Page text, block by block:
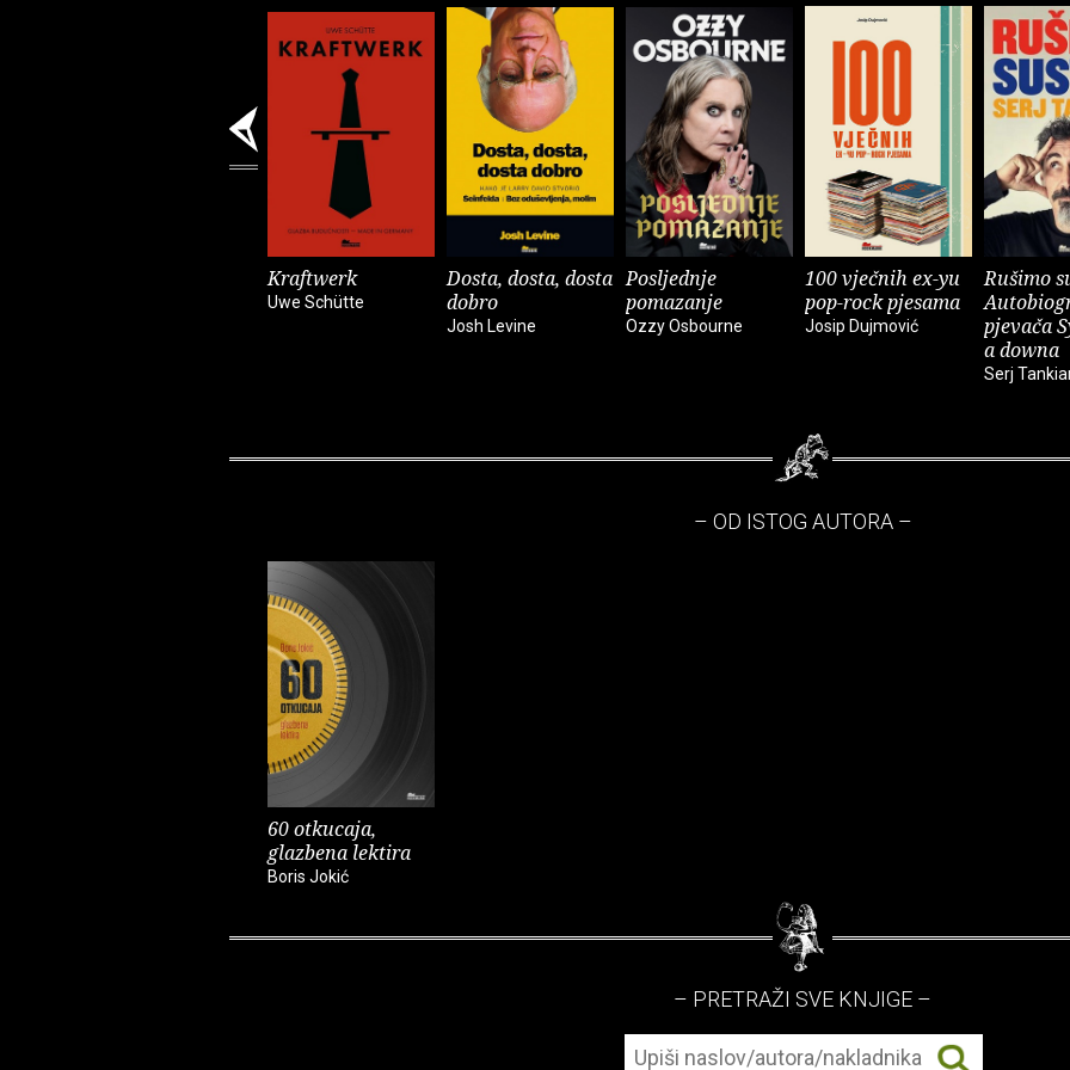
Kraftwerk
Uwe Schütte
Dosta, dosta, dosta
dobro
Josh Levine
Posljednje
pomazanje
Ozzy Osbourne
100 vječnih ex-yu
pop-rock pjesama
Josip Dujmović
Rušimo
pjevača
a downa
Serj
– OD ISTOG AUTORA –
60 otkucaja,
glazbena lektira
Boris Jokić
– PRETRAŽI SVE KNJIGE –